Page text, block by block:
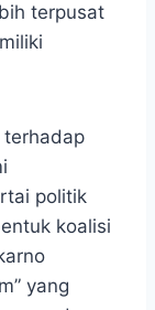
terpusat
terhadap
politik
koalisi
yang